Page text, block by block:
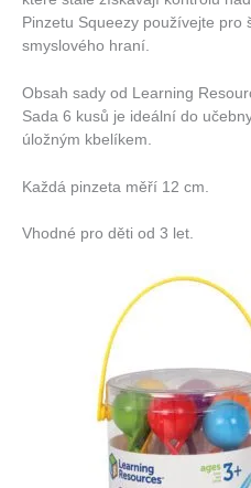
Pinzetu Squeezy používejte pro
smyslového hraní.
Obsah sady od Learning
Sada 6 kusů je ideální do
úložným kbelíkem.
Každá pinzeta měří 12 cm.
Vhodné pro děti od 3 let.